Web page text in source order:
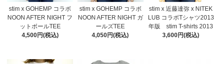
stim x GOHEMP コラボ
NOON AFTER NIGHT フ
ットボールTEE
4,500円(税込)
stim x GOHEMP コラボ
NOON AFTER NIGHT ガ
ールズTEE
4,050円(税込)
stim x 近藤達弥 x NITEK
LUB コラボTシャツ2013
年版 stim T-shirts 2013
3,600円(税込)